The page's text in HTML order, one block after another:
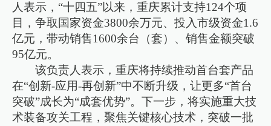
人表示，“十四五”以来，重庆累计支持124个项
目，争取国家资金3800余万元、投入市级资金1.6
亿元，带动销售1600余台（套）、销售金额突破
95亿元。
该负责人表示，重庆将持续推动首台套产品
在“创新-应用-再创新”中不断升级，让更多“首台
突破”成长为“成套优势”。下一步，将实施重大技
术装备攻关工程，聚焦关键核心技术，突破一批